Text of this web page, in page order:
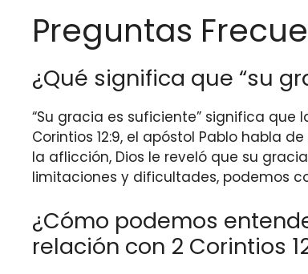
Preguntas
¿Qué significa que “su
“Su gracia es suficiente” significa
Corintios 12:9, el apóstol Pablo habla
la aflicción, Dios le reveló que su
limitaciones y dificultades, podemos
¿Cómo podemos
relación con 2 Corintios